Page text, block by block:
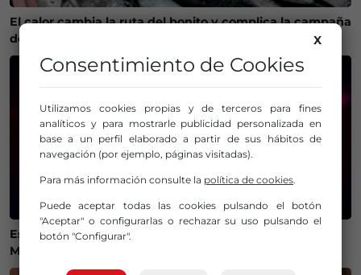
El calor cambia la ruta del bonito y complica la campaña
de pesca en Euskadi
Estos son los mejores lugares de Bizkaia y Las
Merindades para ver el eclipse del 12 de agosto
X
Consentimiento de Cookies
Utilizamos cookies propias y de terceros para fines
analíticos y para mostrarle publicidad personalizada en
base a un perfil elaborado a partir de sus hábitos de
navegación (por ejemplo, páginas visitadas).
Para más información consulte la política de cookies.
Puede aceptar todas las cookies pulsando el botón
"Aceptar" o configurarlas o rechazar su uso pulsando el
botón "Configurar".